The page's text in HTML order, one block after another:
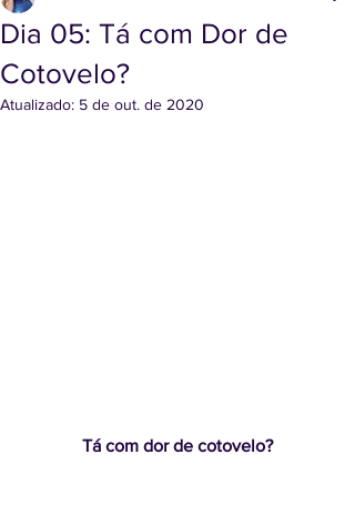
Dia 05: Tá com Dor de
Cotovelo?
Atualizado: 5 de out. de 2020
Tá com dor de cotovelo?